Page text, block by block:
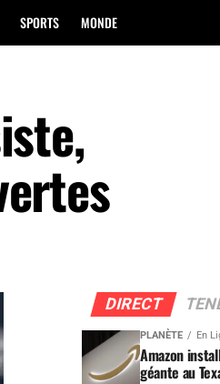
SPORTS MONDE
DIRECT
PLANÈTE En
Amazon
géante au